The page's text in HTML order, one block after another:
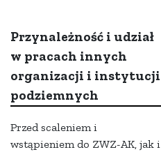
Przynależność i udział
w pracach innych
organizacji i instytucji
podziemnych
Przed scaleniem i
wstąpieniem do ZWZ-AK, jak i